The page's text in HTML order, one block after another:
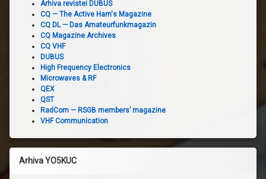
Arhiva revistei DUBUS
CQ — The Active Ham's Magazine
CQ DL — Das Amateurfunkmagazin
CQ Magazine Archives
CQ VHF
DUBUS
High Frequency Electronics
Microwaves & RF
QEX
QST
RadCom — RSGB members’ magazine
VHF Communication
Arhiva YO5KUC